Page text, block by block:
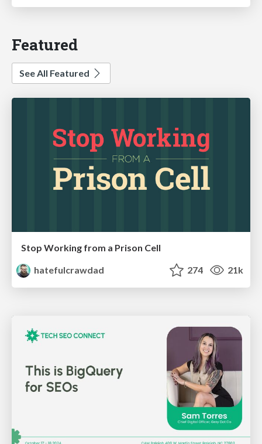
Featured
See All Featured
Stop Working from a Prison Cell
hatefulcrawdad
274 21k